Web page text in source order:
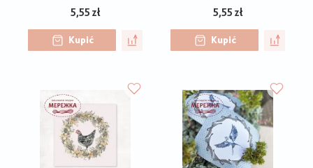
5,55 zł
Kupić
5,55 zł
Kupić